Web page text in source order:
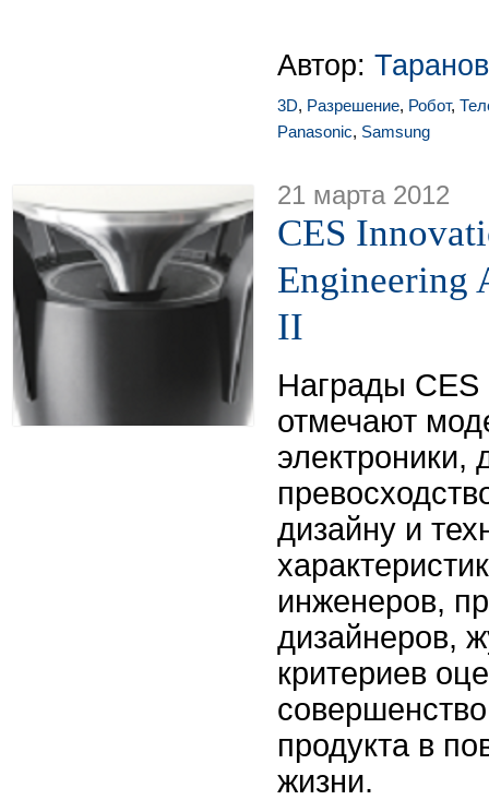
Автор:
3D, Разрешение, Робот,
Panasonic, Samsung
21 марта 2012
CES
Engineering
II
Награды CES
отмечают
дизайну и
инженеров,
дизайнеров,
критериев
продукта в
жизни.